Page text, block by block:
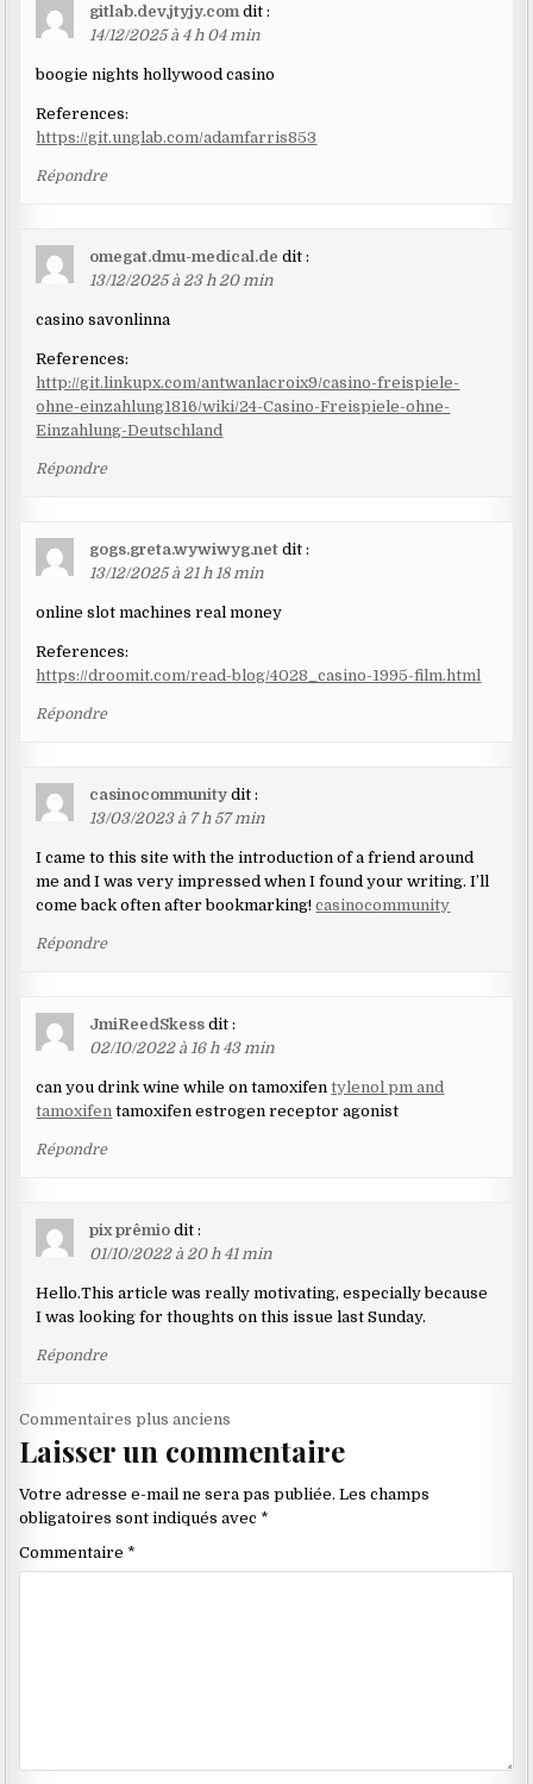
gitlab.dev.jtyjy.com dit :
14/12/2025 à 4 h 04 min
boogie nights hollywood casino
References:
https://git.unglab.com/adamfarris853
Répondre
omegat.dmu-medical.de dit :
13/12/2025 à 23 h 20 min
casino savonlinna
References:
http://git.linkupx.com/antwanlacroix9/casino-freispiele-
ohne-einzahlung1816/wiki/24-Casino-Freispiele-ohne-
Einzahlung-Deutschland
Répondre
gogs.greta.wywiwyg.net dit :
13/12/2025 à 21 h 18 min
online slot machines real money
References:
https://droomit.com/read-blog/4028_casino-1995-film.html
Répondre
casinocommunity dit :
13/03/2023 à 7 h 57 min
I came to this site with the introduction of a friend around
me and I was very impressed when I found your writing. I’ll
come back often after bookmarking!casinocommunity
Répondre
JmiReedSkess dit :
02/10/2022 à 16 h 43 min
can you drink wine while on tamoxifentylenol pm and
tamoxifen tamoxifen estrogen receptor agonist
Répondre
pix prêmio dit :
01/10/2022 à 20 h 41 min
Hello.This article was really motivating, especially because
I was looking for thoughts on this issue last Sunday.
Répondre
Navigation
dans
les
commentaires
Commentaires plus anciens
Laisser un commentaire
Votre adresse e-mail ne sera pas publiée. Les champs
obligatoires sont indiqués avec *
Commentaire *